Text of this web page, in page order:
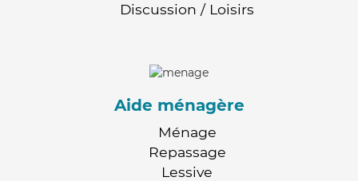
Discussion / Loisirs
Aide ménagère
Ménage
Repassage
Lessive